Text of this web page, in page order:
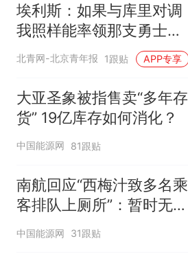
埃利斯：如果与库里对调
我照样能率领那支勇士取
得现在的成就
北青网-北京青年报 1跟贴 APP专享
大亚圣象被指售卖“多年存
货” 19亿库存如何消化？
中国能源网 81跟贴
南航回应“西梅汁致多名乘
客排队上厕所”：暂时无法
核查是否发放西梅汁
中国能源网 31跟贴